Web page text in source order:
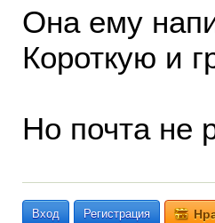
Она ему
Короткую и
Но почта не
Вход Регистрация